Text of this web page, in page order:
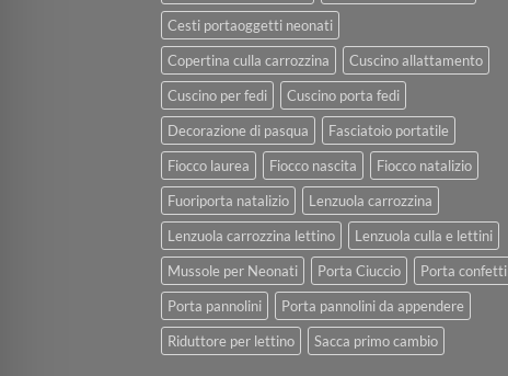
Cesti portaoggetti neonati
Copertina culla carrozzina
Cuscino allattamento
Cuscino per fedi
Cuscino porta fedi
Decorazione di pasqua
Fasciatoio portatile
Fiocco laurea
Fiocco nascita
Fiocco natalizio
Fuoriporta natalizio
Lenzuola carrozzina
Lenzuola carrozzina lettino
Lenzuola culla e lettini
Mussole per Neonati
Porta Ciuccio
Porta confetti
Porta pannolini
Porta pannolini da appendere
Riduttore per lettino
Sacca primo cambio